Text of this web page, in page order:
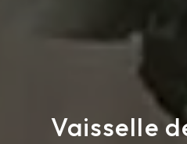
Vaisselle